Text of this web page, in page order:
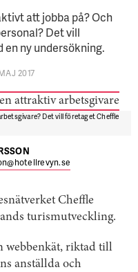
att jobba på? Och
Det vill
ny undersökning.
2017
Det vill företaget Cheffle
Cheffle
turismutveckling.
webbenkät, riktad till
anställda och